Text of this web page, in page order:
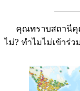
คุณทราบสถานี
ไม่? ทำไมไม่เข้าร่